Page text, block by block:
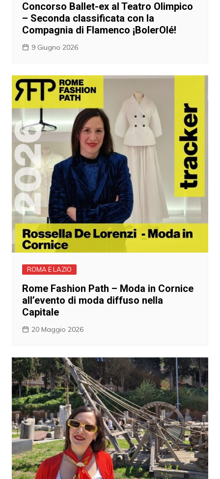
Concorso Ballet-ex al Teatro Olimpico
– Seconda classificata con la
Compagnia di Flamenco ¡BolerOlé!
9 Giugno 2026
ROMA E LAZIO
Rome Fashion Path – Moda in Cornice
all’evento di moda diffuso nella
Capitale
20 Maggio 2026